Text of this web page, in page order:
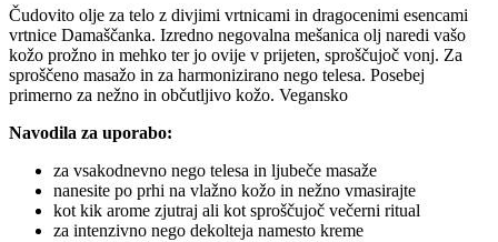
Čudovito olje za telo z divjimi vrtnicami in dragocenimi esencami
vrtnice Damaščanka. Izredno negovalna mešanica olj naredi vašo
kožo prožno in mehko ter jo ovije v prijeten, sproščujoč vonj. Za
sproščeno masažo in za harmonizirano nego telesa. Posebej
primerno za nežno in občutljivo kožo. Vegansko
Navodila za uporabo:
za vsakodnevno nego telesa in ljubeče masaže
nanesite po prhi na vlažno kožo in nežno vmasirajte
kot kik arome zjutraj ali kot sproščujoč večerni ritual
za intenzivno nego dekolteja namesto kreme